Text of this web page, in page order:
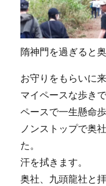
隋神門を過ぎると
お守りをもらいに
マイペースな歩き
ペースで一生懸命歩
ノンストップで奥
た。
汗を拭きます。
奥社、九頭龍社と